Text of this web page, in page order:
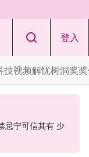
登入
技视频解忧树洞奖
10周年最
粉丝野生捕获要
宁可信其有 少